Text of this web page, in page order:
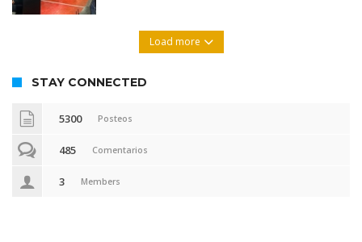
Load more
STAY CONNECTED
5300 Posteos
485 Comentarios
3 Members